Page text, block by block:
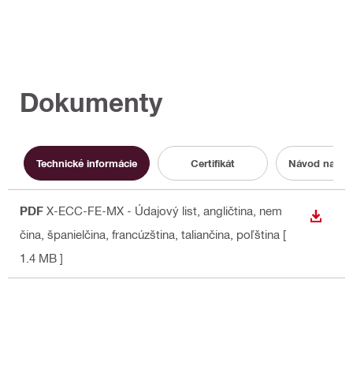
Dokumenty
Technické informácie Certifikát Návod na
PDF X-ECC-FE-MX - Údajový list , angličtina, nem
čina, španielčina, francúzština, taliančina, poľština [
1.4 MB ]